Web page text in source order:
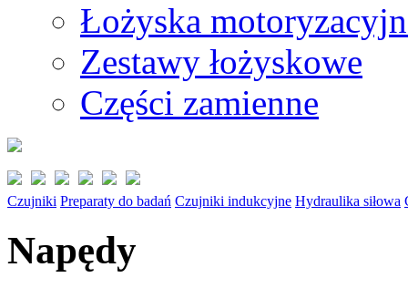
Łożyska
Zestawy łożyskowe
Części zamienne
Czujniki Preparaty do badań Czujniki indukcyjne Hydraulika siłowa
Napędy